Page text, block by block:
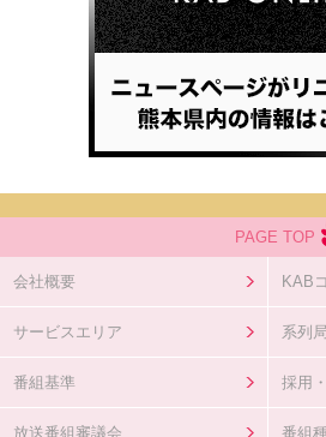
PAGE TOP
会社概要 KAB
サービスエリア 系列
番組基準 採用
放送番組審議会 番組